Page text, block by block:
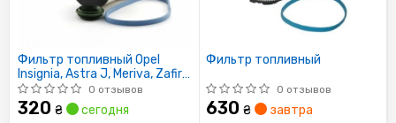
Фильтр топливный Opel
Insignia, Astra J, Meriva, Zafira,
Cruze, Malibu, Orlando,
0 отзывов
320 ₴ сегодня
Фильтр топливный
0 отзывов
630 ₴ завтра